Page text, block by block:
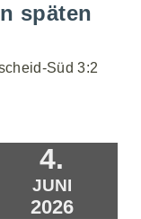
späten
Süd 3:2
4.
JUNI
2026